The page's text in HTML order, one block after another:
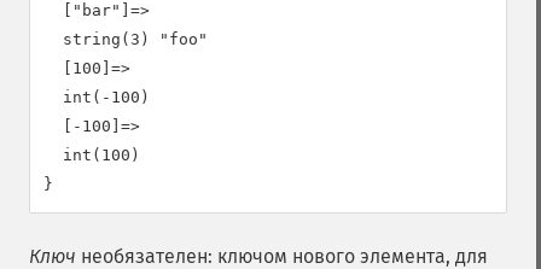
  ["bar"]=>
  string(3) "foo"
  [100]=>
  int(-100)
  [-100]=>
  int(100)
Ключ необязателен: ключом нового элемента, для